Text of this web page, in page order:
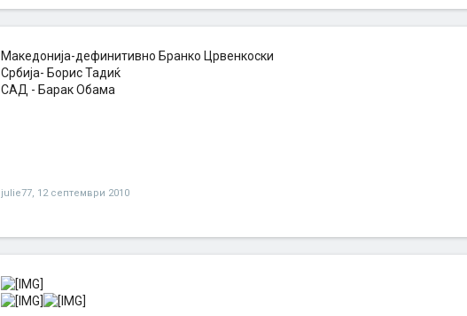
Македонија-дефинитивно Бранко Црвенкоски
Србија- Борис Тадиќ
САД - Барак Обама
julie77, 12 септември 2010